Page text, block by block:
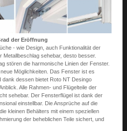
der Eröffnung
- wie Design, auch Funktionalität der
Metallbeschlag sehebar, desto besser.
stören die harmonische Linien der Fenster.
Möglichkeiten. Das Fenster ist es
dank dessen bietet Roto NT Desingo
Alle Rahmen- und Flügelteile der
sehebar. Der Fensterflügel ist dank der
einstellbar. Die Ansprüche auf die
kleinen Behälters mit einem speziellen
der beheblichen Teile sichert, und